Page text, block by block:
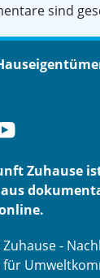
sind
Zuhause
-
für